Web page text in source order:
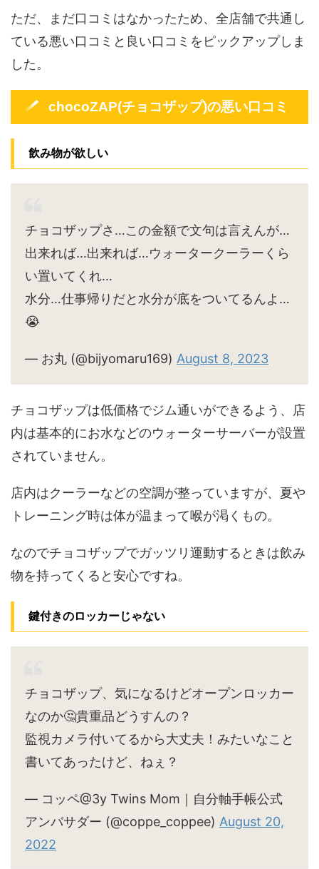
ただ、まだ口コミはなかったため、全店舗で共通し
ている悪い口コミと良い口コミをピックアップしま
した。
chocoZAP(チョコザップ)の悪い口コミ
飲み物が欲しい
チョコザップさ…この金額で文句は言えんが…
出来れば…出来れば…ウォータークーラーくら
い置いてくれ…
水分…仕事帰りだと水分が底をついてるんよ…
😭
— お丸 (@bijyomaru169) August 8, 2023
チョコザップは低価格でジム通いができるよう、店
内は基本的にお水などのウォーターサーバーが設置
されていません。
店内はクーラーなどの空調が整っていますが、夏や
トレーニング時は体が温まって喉が渇くもの。
なのでチョコザップでガッツリ運動するときは飲み
物を持ってくると安心ですね。
鍵付きのロッカーじゃない
チョコザップ、気になるけどオープンロッカー
なのか🤔貴重品どうすんの？
監視カメラ付いてるから大丈夫！みたいなこと
書いてあったけど、ねぇ？
— コッペ@3y Twins Mom｜自分軸手帳公式
アンバサダー (@coppe_coppee) August 20,
2022